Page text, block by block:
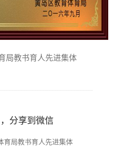
局教书育人先进集体
分享到微信